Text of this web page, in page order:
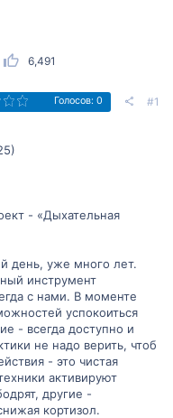
6,491
Голосов: 0 #1
- «Дыхательная
день, уже много лет.
инструмент
с нами. В моменте
успокоиться
- всегда доступно и
не надо верить, чтоб
- это чистая
активируют
другие -
кортизол.